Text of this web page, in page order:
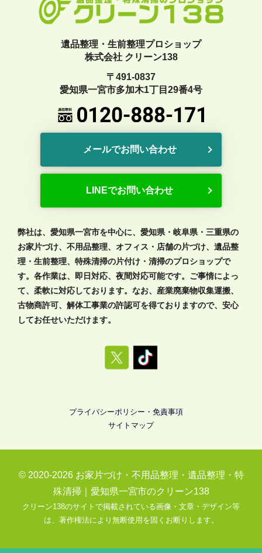
遺品整理・生前整理プロショップ
株式会社 クリーン138
〒491-0837
愛知県一宮市多加木1丁目29番4号
メールでお問い合わせ
LINEでお問い合わせ
弊社は、愛知県一宮市を中心に、愛知県・岐阜県・三重県の
お家片づけ、不用品整理、オフィス・店舗の片づけ、遺品整
理・生前整理、特殊清掃の片付け・清掃のプロショップで
す。各作業は、即日対応、夜間対応可能です。ご事情によっ
て、柔軟に対応しております。なお、産業廃棄物収集運搬、
古物商許可、解体工事業の許認可を得ておりますので、安心
してお任せいただけます。
プライバシーポリシー・免責事項
サイトマップ
© 2020-2026 お家片づけ・不用品整理・遺品整理・特
殊清掃｜愛知県一宮市のクリーン138
クリーン138のサイトで掲載されている画像・文章・デザイン等
は、著作権法により無断使用を固くお断りします。